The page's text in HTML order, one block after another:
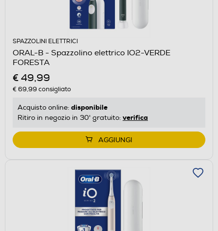
SPAZZOLINI ELETTRICI
ORAL-B - Spazzolino elettrico IO2-VERDE
FORESTA
€ 49,99
€ 69,99 consigliato
Acquisto online: disponibile
Ritiro in negozio in 30' gratuito: verifica
AGGIUNGI